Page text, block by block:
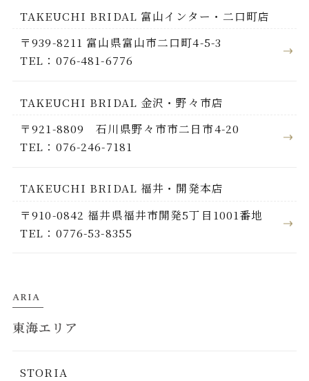
TAKEUCHI BRIDAL 富山インター・二口町店
〒939-8211 富山県富山市二口町4-5-3
TEL：076-481-6776
TAKEUCHI BRIDAL 金沢・野々市店
〒921-8809 石川県野々市市二日市4-20
TEL：076-246-7181
TAKEUCHI BRIDAL 福井・開発本店
〒910-0842 福井県福井市開発5丁目1001番地
TEL：0776-53-8355
ARIA
東海エリア
STORIA